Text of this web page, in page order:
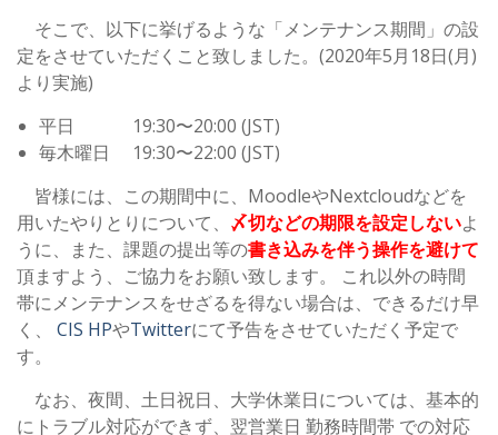
そこで、以下に挙げるような「メンテナンス期間」の設
定をさせていただくこと致しました。(2020年5月18日(月)
より実施)
平日 19:30〜20:00 (JST)
毎木曜日 19:30〜22:00 (JST)
皆様には、この期間中に、MoodleやNextcloudなどを
用いたやりとりについて、 〆切などの期限を設定しないよ
うに、また、課題の提出等の書き込みを伴う操作を避けて
頂ますよう、ご協力をお願い致します。 これ以外の時間
帯にメンテナンスをせざるを得ない場合は、できるだけ早
く、 CIS HPやTwitterにて予告をさせていただく予定で
す。
なお、夜間、土日祝日、大学休業日については、基本的
にトラブル対応ができず、翌営業日 勤務時間帯 での対応